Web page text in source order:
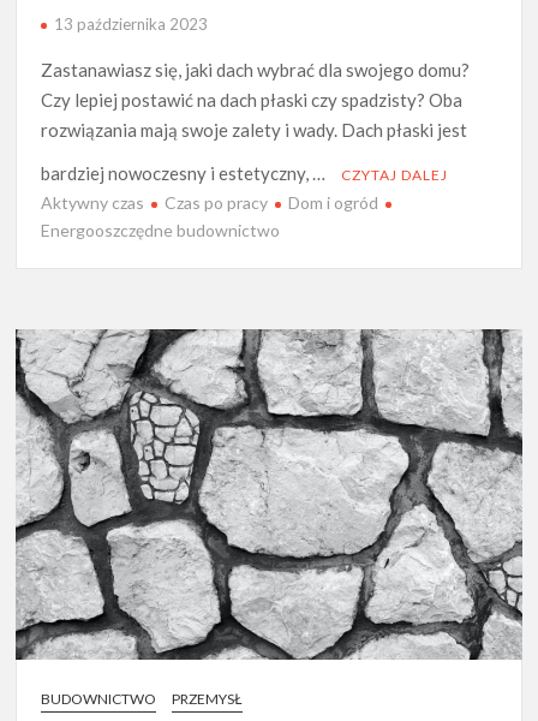
13 października 2023
Zastanawiasz się, jaki dach wybrać dla swojego domu?
Czy lepiej postawić na dach płaski czy spadzisty? Oba
rozwiązania mają swoje zalety i wady. Dach płaski jest
bardziej nowoczesny i estetyczny, …
CZYTAJ DALEJ
Aktywny czas Czas po pracy
Dom i ogród
Energooszczędne budownictwo
BUDOWNICTWO PRZEMYSŁ